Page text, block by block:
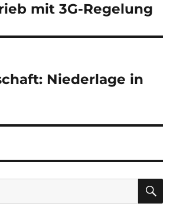
mit 3G-Regelung
Niederlage in